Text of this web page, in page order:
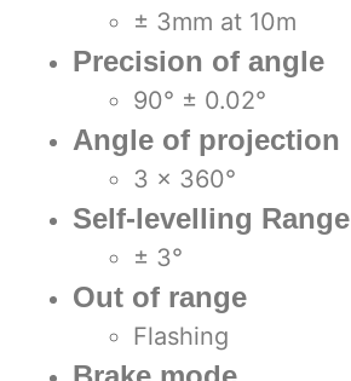
± 3mm at 10m
Precision of angle
90° ± 0.02°
Angle of projection
3 x 360°
Self-levelling Range
± 3°
Out of range
Flashing